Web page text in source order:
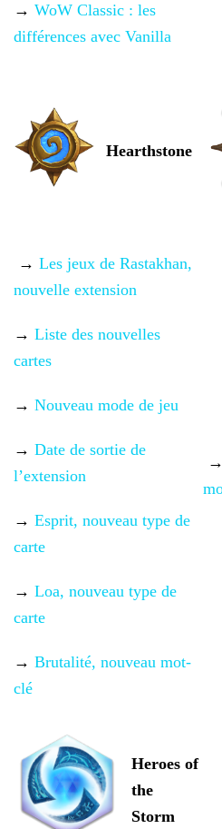
→ WoW Classic : les
différences avec Vanilla
Hearthstone
→ Les jeux de Rastakhan,
nouvelle extension
→ Liste des nouvelles
cartes
→ Nouveau mode de jeu
→ Date de sortie de
l’extension
→ Esprit, nouveau type de
carte
→ Loa, nouveau type de
carte
→ Brutalité, nouveau mot-
clé
→
Heroes of
the
Storm